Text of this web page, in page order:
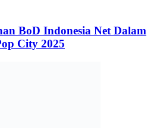
BoD Indonesia Net Dalam
City 2025